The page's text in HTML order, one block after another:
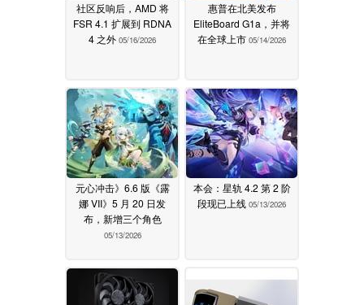
社区反响后，AMD 将
FSR 4.1 扩展到 RDNA
4 之外 05/16/2026
惠普在北美发布
EliteBoard G1a，并将
在全球上市 05/14/2026
元心冲击》6.6 版《露
娜 VII》5 月 20 日发
布，新增三个角色
05/13/2026
本会：星轨 4.2 第 2 阶
段现已上线 05/13/2026